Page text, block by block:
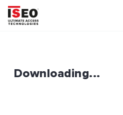
Downloading...